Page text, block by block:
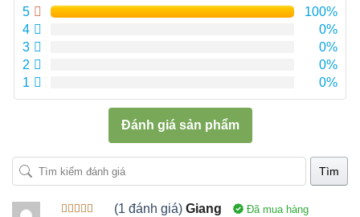
5
100%
4
0%
3
0%
2
0%
1
0%
Đánh giá sản phẩm
Tìm
(1 đánh giá) Giang Đã mua hàng